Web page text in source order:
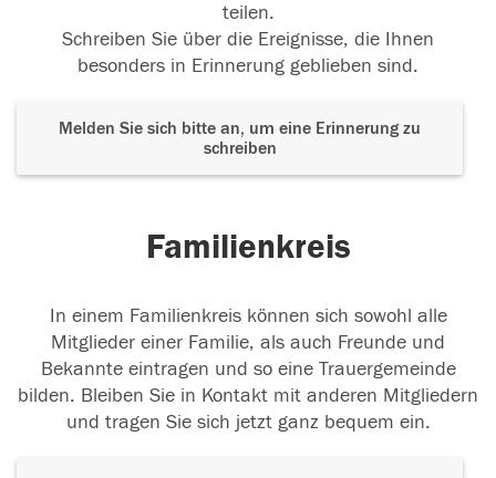
teilen.
Schreiben Sie über die Ereignisse, die Ihnen
besonders in Erinnerung geblieben sind.
Melden Sie sich bitte an, um eine Erinnerung zu
schreiben
Familienkreis
In einem Familienkreis können sich sowohl alle
Mitglieder einer Familie, als auch Freunde und
Bekannte eintragen und so eine Trauergemeinde
bilden. Bleiben Sie in Kontakt mit anderen Mitgliedern
und tragen Sie sich jetzt ganz bequem ein.